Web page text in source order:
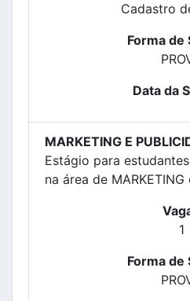
Cadastro
Forma de
Data da
MARKETING E
Estágio para
na área de MARKETING
1
Forma de